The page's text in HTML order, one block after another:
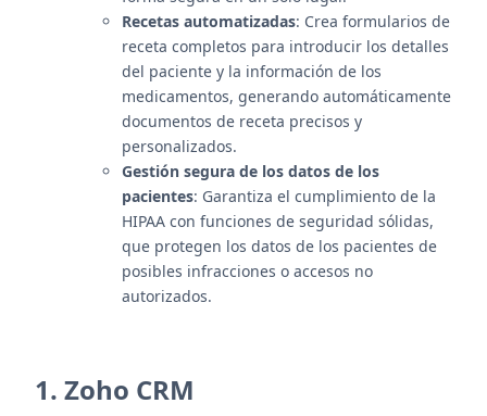
Recetas automatizadas: Crea formularios de
receta completos para introducir los detalles
del paciente y la información de los
medicamentos, generando automáticamente
documentos de receta precisos y
personalizados.
Gestión segura de los datos de los
pacientes: Garantiza el cumplimiento de la
HIPAA con funciones de seguridad sólidas,
que protegen los datos de los pacientes de
posibles infracciones o accesos no
autorizados.
1. Zoho CRM